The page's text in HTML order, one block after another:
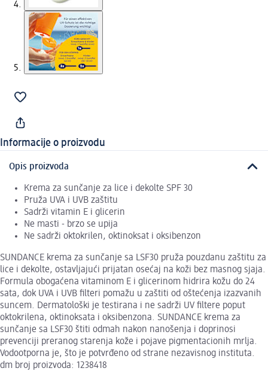
Informacije o proizvodu
Opis proizvoda
Krema za sunčanje za lice i dekolte SPF 30
Pruža UVA i UVB zaštitu
Sadrži vitamin E i glicerin
Ne masti - brzo se upija
Ne sadrži oktokrilen, oktinoksat i oksibenzon
SUNDANCE krema za sunčanje sa LSF30 pruža pouzdanu zaštitu za
lice i dekolte, ostavljajući prijatan osećaj na koži bez masnog sjaja.
Formula obogaćena vitaminom E i glicerinom hidrira kožu do 24
sata, dok UVA i UVB filteri pomažu u zaštiti od oštećenja izazvanih
suncem. Dermatološki je testirana i ne sadrži UV filtere poput
oktokrilena, oktinoksata i oksibenzona. SUNDANCE krema za
sunčanje sa LSF30 štiti odmah nakon nanošenja i doprinosi
prevenciji preranog starenja kože i pojave pigmentacionih mrlja.
Vodootporna je, što je potvrđeno od strane nezavisnog instituta.
dm broj proizvoda: 1238418